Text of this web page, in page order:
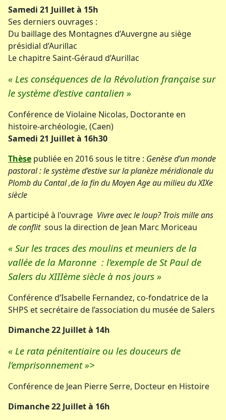
Samedi 21 Juillet à 15h
Ses derniers ouvrages :
Du baillage des Montagnes d’Auvergne au siège
présidial d’Aurillac
Le chapitre Saint-Géraud d’Aurillac
« Les conséquences de la Révolution française sur
le système d’estive cantalien »
Conférence de Violaine Nicolas, Doctorante en
histoire-archéologie, (Caen)
Samedi 21 Juillet à 16h30
Thèse publiée en 2016 sous le titre : Genèse d’un monde
pastoral : le système d’estive sur la planèze méridionale du
Plomb du Cantal ,de la fin du Moyen Age au milieu du XIXe
siècle
A participé à l'ouvrage Vivre avec le loup? Trois mille ans
de conflit sous la direction de Jean Marc Moriceau
« Sur les traces des moulins et meuniers de la
vallée de la Maronne : l’exemple de St Paul de
Salers du XIIIème siècle à nos jours »
Conférence d’Isabelle Fernandez, co-fondatrice de la
SHPS et secrétaire de l’association du musée de Salers
Dimanche 22 Juillet à 14h
« Le rata pénitentiaire ou les douceurs de
l’emprisonnement »>
Conférence de Jean Pierre Serre, Docteur en Histoire
Dimanche 22 Juillet à 16h